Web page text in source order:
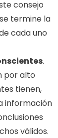
consejo
termine la
cada uno
.
por alto
tienen,
información
válidos.